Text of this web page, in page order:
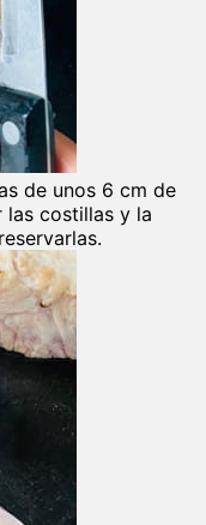
de unos 6 cm de
costillas y la